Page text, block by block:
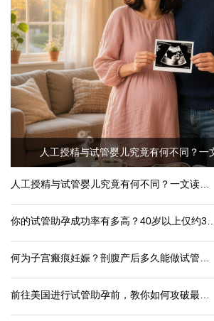
人工授精与试管婴儿究竟有何不同？一